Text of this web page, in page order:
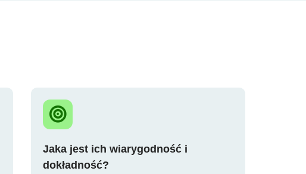
Jaka jest ich wiarygodność i
dokładność?